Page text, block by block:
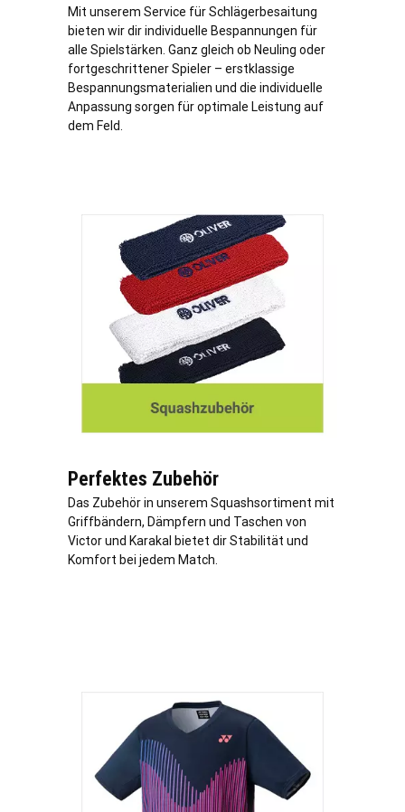
Mit unserem Service für Schlägerbesaitung
bieten wir dir individuelle Bespannungen für
alle Spielstärken. Ganz gleich ob Neuling oder
fortgeschrittener Spieler – erstklassige
Bespannungsmaterialien und die individuelle
Anpassung sorgen für optimale Leistung auf
dem Feld.
Perfektes Zubehör
Das Zubehör in unserem Squashsortiment mit
Griffbändern, Dämpfern und Taschen von
Victor und Karakal bietet dir Stabilität und
Komfort bei jedem Match.